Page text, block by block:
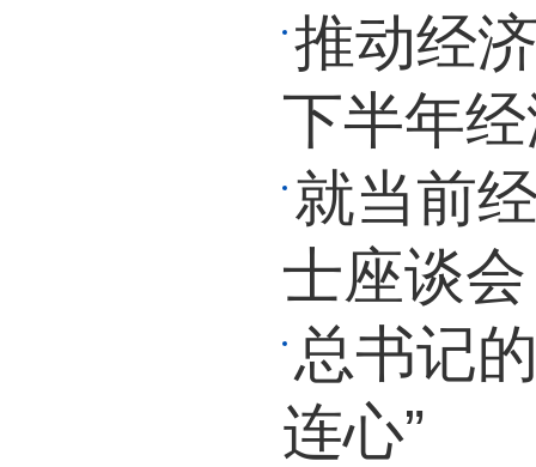
推动经
下半年
就当前
士座谈
总书记
连心”